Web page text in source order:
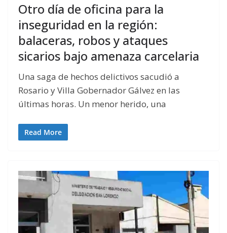
Otro día de oficina para la
inseguridad en la región:
balaceras, robos y ataques
sicarios bajo amenaza carcelaria
Una saga de hechos delictivos sacudió a
Rosario y Villa Gobernador Gálvez en las
últimas horas. Un menor herido, una
Read More